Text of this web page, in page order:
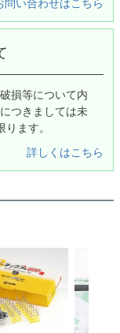
い合わせはこちら
損等について内
つきましては未
ます。
詳しくはこちら